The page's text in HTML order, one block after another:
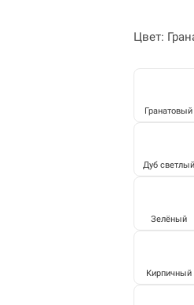
Цвет:
Гранатовый
Дуб светлый
Зелёный
Кирпичный